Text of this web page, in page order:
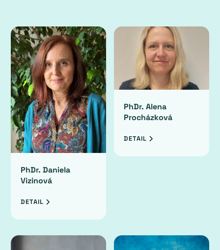
PhDr. Daniela
Vizinová
DETAIL
PhDr. Alena
Procházková
DETAIL